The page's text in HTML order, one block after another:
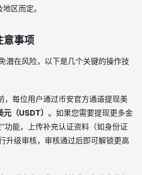
区而定。
意事项
潜在风险，以下是几个关键的操作技
，每位用户通过币安官方通道提现美
（USDT） 。如果您需要提现更多金
功能，上传补充认证资料（如身份证
升级审核，审核通过后即可解锁更高